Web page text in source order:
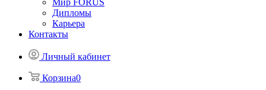
Мир FORUS
Дипломы
Карьера
Контакты
Личный кабинет
Корзина0